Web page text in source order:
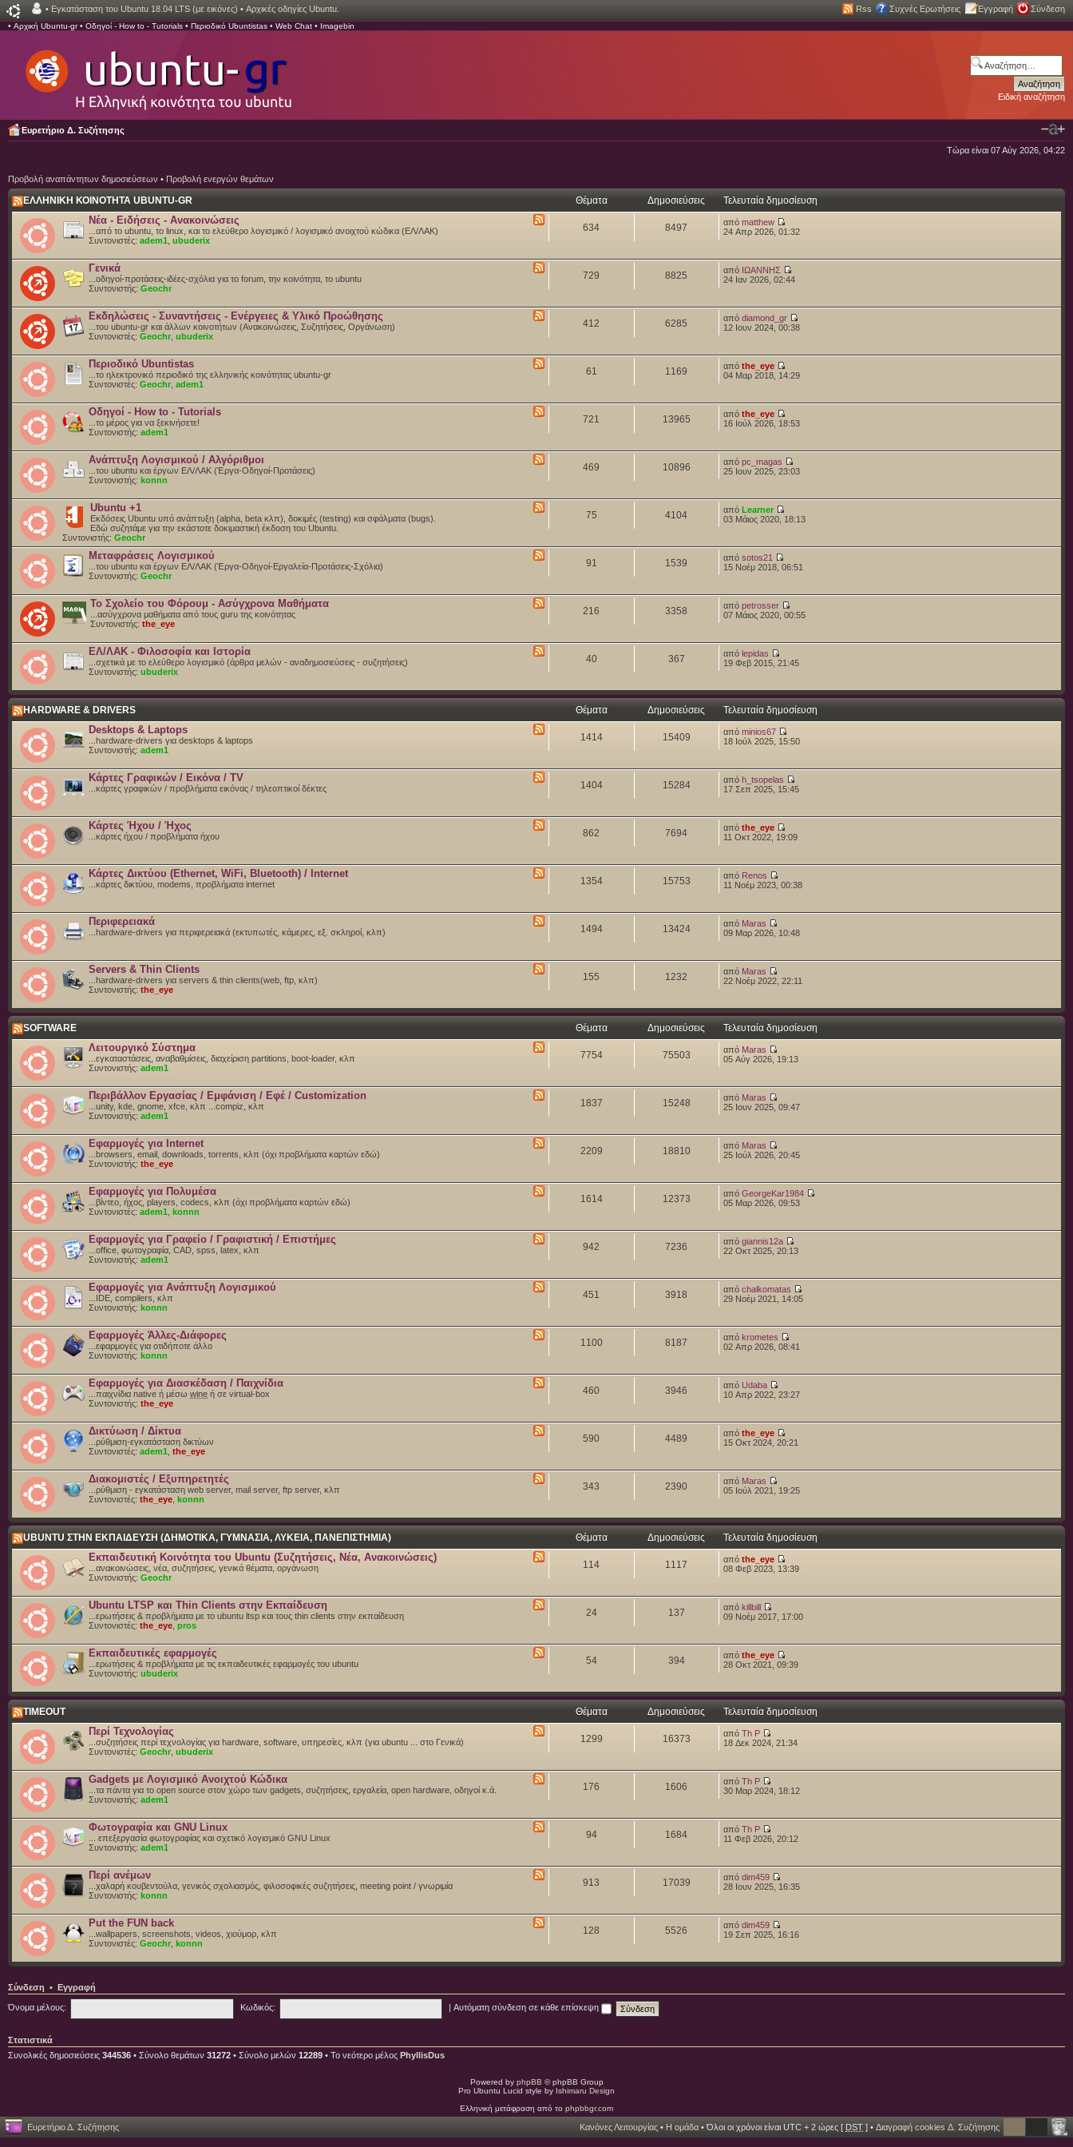
• Εγκατάσταση του Ubuntu 18.04 LTS (με εικόνες) • Αρχικές οδηγίες Ubuntu. Rss Συχνές Ερωτήσεις Εγγραφή Σύνδεση
• Αρχική Ubuntu-gr• Οδηγοί - How to - Tutorials • Περιοδικό Ubuntistas • Web Chat • Imagebin
Ειδική αναζήτηση
Ευρετήριο Δ. Συζήτησης
Τώρα είναι 07 Αύγ 2026, 04:22
Προβολή αναπάντητων δημοσιεύσεων • Προβολή ενεργών θεμάτων
ΕΛΛΗΝΙΚΗ ΚΟΙΝΟΤΗΤΑ UBUNTU-GR Θέματα Δημοσιεύσεις Τελευταία δημοσίευση
Νέα - Ειδήσεις - Ανακοινώσεις
...από το ubuntu, το linux, και το ελεύθερο λογισμικό / λογισμικό ανοιχτού κώδικα (ΕΛ/ΛΑΚ)
Συντονιστές: adem1 ubuderix
634 8497 από matthew
24 Απρ 2026, 01:32
Γενικά
...οδηγοί-προτάσεις-ιδέες-σχόλια για το forum, την κοινότητα, το ubuntu
Συντονιστής: Geochr
729 8825 από ΙΩΑΝΝΗΣ
24 Ιαν 2026, 02:44
Εκδηλώσεις - Συναντήσεις - Ενέργειες & Υλικό Προώθησης
...του ubuntu-gr και άλλων κοινοτήτων (Ανακοινώσεις, Συζητήσεις, Οργάνωση)
Συντονιστές: Geochr ubuderix
412 6285 από diamond_gr
12 Ιουν 2024, 00:38
Περιοδικό Ubuntistas
...το ηλεκτρονικό περιοδικό της ελληνικής κοινότητας ubuntu-gr
Συντονιστές: Geochr adem1
61 1169 από the_eye
04 Μαρ 2018, 14:29
Οδηγοί - How to - Tutorials
...το μέρος για να ξεκινήσετε!
Συντονιστής: adem1
721 13965 από the_eye
16 Ιούλ 2026, 18:53
Ανάπτυξη Λογισμικού / Αλγόριθμοι
...του ubuntu και έργων ΕΛ/ΛΑΚ (Έργα-Οδηγοί-Προτάσεις)
Συντονιστής: konnn
469 10896 από pc_magas
25 Ιουν 2025, 23:03
Ubuntu +1
Εκδόσεις Ubuntu υπό ανάπτυξη (alpha, beta κλπ), δοκιμές (testing) και σφάλματα (bugs).
Eδώ συζητάμε για την εκάστοτε δοκιμαστική έκδοση του Ubuntu.
Συντονιστής: Geochr
75 4104 από Learner
03 Μάιος 2020, 18:13
Μεταφράσεις Λογισμικού
...του ubuntu και έργων ΕΛ/ΛΑΚ (Έργα-Οδηγοί-Εργαλεία-Προτάσεις-Σχόλια)
Συντονιστής: Geochr
91 1539 από sotos21
15 Νοέμ 2018, 06:51
Το Σχολείο του Φόρουμ - Ασύγχρονα Μαθήματα
...ασύγχρονα μαθήματα από τους guru της κοινότητας
Συντονιστής: the_eye
216 3358 από petrosser
07 Μάιος 2020, 00:55
ΕΛ/ΛΑΚ - Φιλοσοφία και Ιστορία
...σχετικά με το ελεύθερο λογισμικό (άρθρα μελών - αναδημοσιεύσεις - συζητήσεις)
Συντονιστής: ubuderix
40 367 από lepidas
19 Φεβ 2015, 21:45
HARDWARE & DRIVERS Θέματα Δημοσιεύσεις Τελευταία δημοσίευση
Desktops & Laptops
...hardware-drivers για desktops & laptops
Συντονιστής: adem1
1414 15409 από minios67
18 Ιούλ 2025, 15:50
Κάρτες Γραφικών / Εικόνα / TV
...κάρτες γραφικών / προβλήματα εικόνας / τηλεοπτικοί δέκτες 1404 15284 από h_tsopelas
17 Σεπ 2025, 15:45
Κάρτες Ήχου / Ήχος
...κάρτες ήχου / προβλήματα ήχου 862 7694 από the_eye
11 Οκτ 2022, 19:09
Κάρτες Δικτύου (Ethernet, WiFi, Bluetooth) / Internet
...κάρτες δικτύου, modems, προβλήματα internet 1354 15753 από Renos
11 Νοέμ 2023, 00:38
Περιφερειακά
...hardware-drivers για περιφερειακά (εκτυπωτές, κάμερες, εξ. σκληροί, κλπ) 1494 13424 από Maras
09 Μαρ 2026, 10:48
Servers & Thin Clients
...hardware-drivers για servers & thin clients(web, ftp, κλπ)
Συντονιστής: the_eye
155 1232 από Maras
22 Νοέμ 2022, 22:11
SOFTWARE Θέματα Δημοσιεύσεις Τελευταία δημοσίευση
Λειτουργικό Σύστημα
...εγκαταστάσεις, αναβαθμίσεις, διαχείριση partitions, boot-loader, κλπ
Συντονιστής: adem1
7754 75503 από Maras
05 Αύγ 2026, 19:13
Περιβάλλον Εργασίας / Εμφάνιση / Εφέ / Customization
...unity, kde, gnome, xfce, κλπ ...compiz, κλπ
Συντονιστής: adem1
1837 15248 από Maras
25 Ιουν 2025, 09:47
Εφαρμογές για Internet
...browsers, email, downloads, torrents, κλπ (όχι προβλήματα καρτών εδώ)
Συντονιστής: the_eye
2209 18810 από Maras
25 Ιούλ 2026, 20:45
Εφαρμογές για Πολυμέσα
...βίντεο, ήχος, players, codecs, κλπ (όχι προβλήματα καρτών εδώ)
Συντονιστές: adem1 konnn
1614 12373 από GeorgeKar1984
05 Μαρ 2026, 09:53
Εφαρμογές για Γραφείο / Γραφιστική / Επιστήμες
...office, φωτογραφία, CAD, spss, latex, κλπ
Συντονιστής: adem1
942 7236 από giannis12a
22 Οκτ 2025, 20:13
Εφαρμογές για Ανάπτυξη Λογισμικού
...IDE, compilers, κλπ
Συντονιστής: konnn
451 3918 από chalkomatas
29 Νοέμ 2021, 14:05
Εφαρμογές Άλλες-Διάφορες
...εφαρμογές για οτιδήποτε άλλο
Συντονιστής: konnn
1100 8187 από krometes
02 Απρ 2026, 08:41
Εφαρμογές για Διασκέδαση / Παιχνίδια
...παιχνίδια native ή μέσω wine ή σε virtual-box
Συντονιστής: the_eye
460 3946 από Udaba
10 Απρ 2022, 23:27
Δικτύωση / Δίκτυα
...ρύθμιση-εγκατάσταση δικτύων
Συντονιστές: adem1 the_eye
590 4489 από the_eye
15 Οκτ 2024, 20:21
Διακομιστές / Εξυπηρετητές
...ρύθμιση - εγκατάσταση web server, mail server, ftp server, κλπ
Συντονιστές: the_eye konnn
343 2390 από Maras
05 Ιούλ 2021, 19:25
UBUNTU ΣΤΗΝ ΕΚΠΑΙΔΕΥΣΗ (ΔΗΜΟΤΙΚΑ, ΓΥΜΝΑΣΙΑ, ΛΥΚΕΙΑ, ΠΑΝΕΠΙΣΤΗΜΙΑ) Θέματα Δημοσιεύσεις Τελευταία δημοσίευση
Εκπαιδευτική Κοινότητα του Ubuntu (Συζητήσεις, Νέα, Ανακοινώσεις)
...ανακοινώσεις, νέα, συζητήσεις, γενικά θέματα, οργάνωση
Συντονιστής: Geochr
114 1117 από the_eye
08 Φεβ 2023, 13:39
Ubuntu LTSP και Thin Clients στην Εκπαίδευση
...ερωτήσεις & προβλήματα με το ubuntu ltsp και τους thin clients στην εκπαίδευση
Συντονιστές: the_eye pros
24 137 από killbill
09 Νοέμ 2017, 17:00
Εκπαιδευτικές εφαρμογές
...ερωτήσεις & προβλήματα με τις εκπαιδευτικές εφαρμογές του ubuntu
Συντονιστής: ubuderix
54 394 από the_eye
28 Οκτ 2021, 09:39
TIMEOUT Θέματα Δημοσιεύσεις Τελευταία δημοσίευση
Περί Τεχνολογίας
...συζητήσεις περί τεχνολογίας για hardware, software, υπηρεσίες, κλπ (για ubuntu ... στο Γενικά)
Συντονιστές: Geochr ubuderix
1299 16373 από Th P
18 Δεκ 2024, 21:34
Gadgets με Λογισμικό Ανοιχτού Κώδικα
...τα πάντα για το open source στον χώρο των gadgets, συζητήσεις, εργαλεία, open hardware, οδηγοί κ.ά.
Συντονιστής: adem1
176 1606 από Th P
30 Μαρ 2024, 18:12
Φωτογραφία και GNU Linux
... επεξεργασία φωτογραφίας και σχετικό λογισμικό GNU Linux
Συντονιστής: adem1
94 1684 από Th P
11 Φεβ 2026, 20:12
Περί ανέμων
...χαλαρή κουβεντούλα, γενικός σχολιασμός, φιλοσοφικές συζητήσεις, meeting point / γνωριμία
Συντονιστής: konnn
913 17039 από dim459
28 Ιουν 2025, 16:35
Put the FUN back
...wallpapers, screenshots, videos, χιούμορ, κλπ
Συντονιστές: Geochr konnn
128 5526 από dim459
19 Σεπ 2025, 16:16
Σύνδεση • Εγγραφή
Όνομα μέλους: Κωδικός: |Αυτόματη σύνδεση σε κάθε επίσκεψη
Στατιστικά
Συνολικές δημοσιεύσεις 344536 • Σύνολο θεμάτων 31272 • Σύνολο μελών 12289 • Το νεότερο μέλος PhyllisDus
Powered by phpBB © phpBB Group
Pro Ubuntu Lucid style by Ishimaru Design
Ελληνική μετάφραση από το phpbbgr.com
Ευρετήριο Δ. Συζήτησης Κανόνες Λειτουργίας • Η ομάδα • Όλοι οι χρόνοι είναι UTC + 2 ώρες [ DST ] • Διαγραφή cookies Δ. Συζήτησης